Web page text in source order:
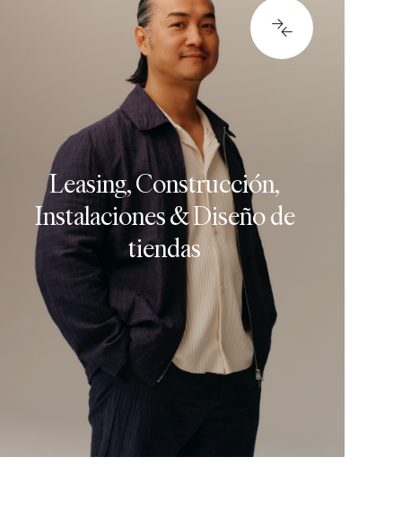
Leasing, Construcción,
Instalaciones & Diseño de
tiendas